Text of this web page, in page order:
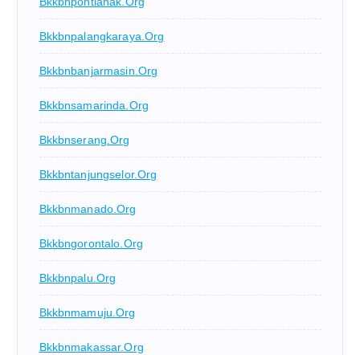
Bkkbnpalangkaraya.org
Bkkbnbanjarmasin.org
Bkkbnsamarinda.org
Bkkbnserang.org
Bkkbntanjungselor.org
Bkkbnmanado.org
Bkkbngorontalo.org
Bkkbnpalu.org
Bkkbnmamuju.org
Bkkbnmakassar.org